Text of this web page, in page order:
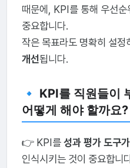
때문에, KPI를 통해 우선순
중요합니다.
작은 목표라도 명확히 설정
개선됩니다.
🔹 KPI를 직원들이
어떻게 해야 할까요?
👉 KPI를성과 평가 도구
인식시키는 것이 중요합니